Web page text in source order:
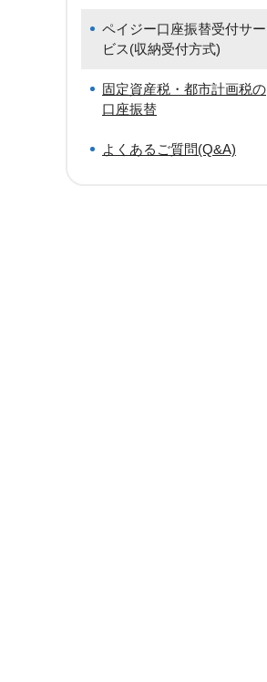
ペイジー口座振替受付サー
ビス(収納受付方式)
固定資産税・都市計画税の
口座振替
よくあるご質問(Q&A)